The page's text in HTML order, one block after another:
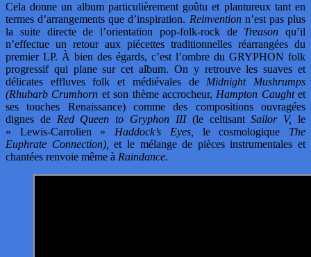
Cela donne un album particulièrement goûtu et plantureux tant en
termes d’arrangements que d’inspiration. Reinventionn’est pas plus
la suite directe de l’orientation pop-folk-rock de Treason qu’il
n’effectue un retour aux piécettes traditionnelles réarrangées du
premier LP. À bien des égards, c’est l’ombre du GRYPHON folk
progressif qui plane sur cet album. On y retrouve les suaves et
délicates effluves folk et médiévales de Midnight Mushrumps
(Rhubarb Crumhorn et son thème accrocheur, Hampton Caughtet
ses touches Renaissance) comme des compositions ouvragées
dignes de Red Queen to Gryphon III(le celtisantSailor V, le
« Lewis-Carrolien » Haddock’s Eyes, le cosmologique The
Euphrate Connection),
et le mélange de pièces instrumentales et
chantées renvoie même à Raindance.